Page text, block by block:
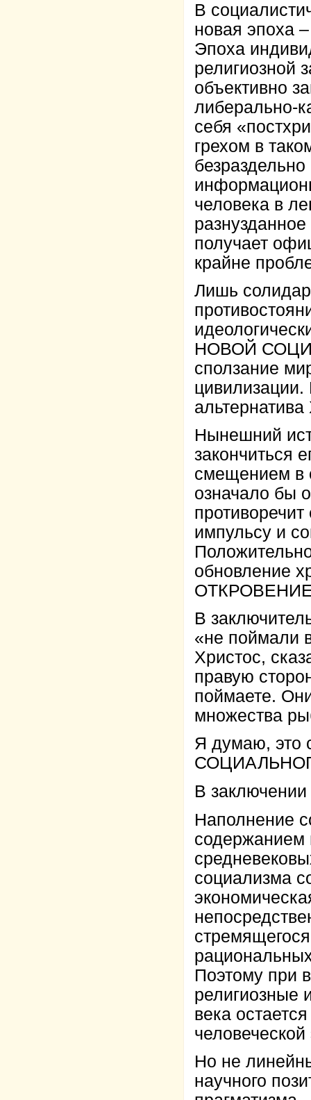
В
новая
Эпоха
религиозной
объективно
либерально-
себя
грехом в
человека в
получает
крайне
Лишь
НОВОЙ
сползание
цивилизации.
Нынешний
закончиться
смещением в
означало бы
импульсу и
обновление
В
«не поймали
Христос,
правую
поймаете.
множества
Я думаю, это
В
Наполнение
содержанием
социализма
Поэтому при
религиозные
века
Но не
научного